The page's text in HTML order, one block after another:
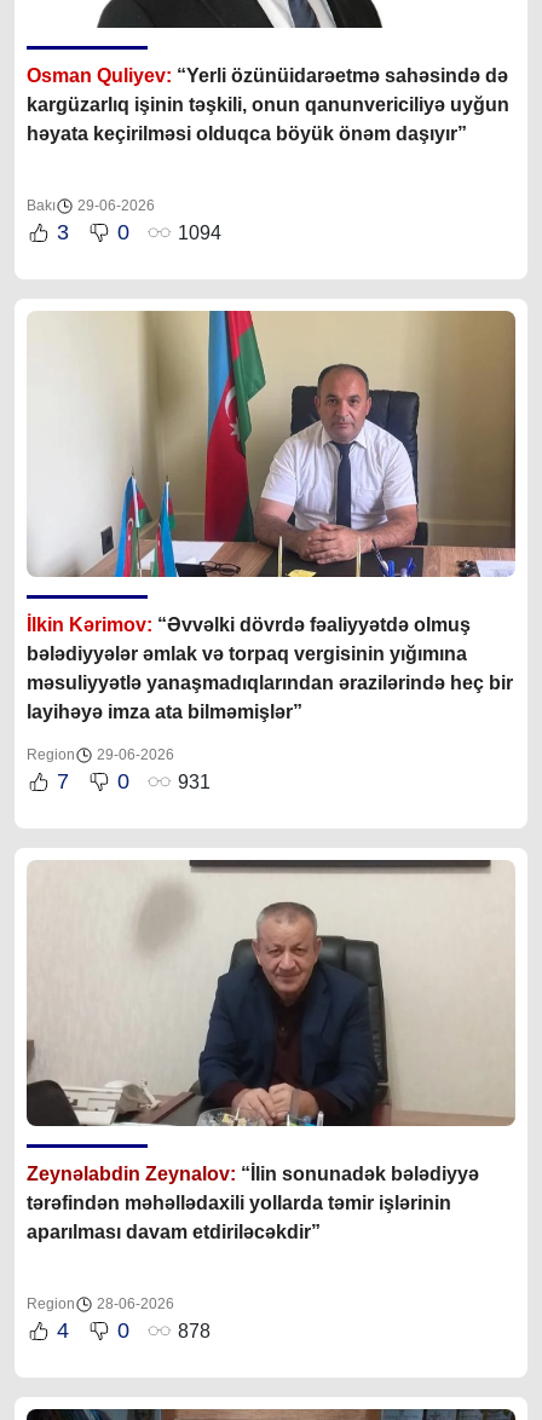
Osman Quliyev: “Yerli özünüidarəetmə sahəsində də
kargüzarlıq işinin təşkili, onun qanunvericiliyə uyğun
həyata keçirilməsi olduqca böyük önəm daşıyır”
Bakı 29-06-2026
3 0 1094
İlkin Kərimov: “Əvvəlki dövrdə fəaliyyətdə olmuş
bələdiyyələr əmlak və torpaq vergisinin yığımına
məsuliyyətlə yanaşmadıqlarından ərazilərində heç bir
layihəyə imza ata bilməmişlər”
Region 29-06-2026
7 0 931
Zeynəlabdin Zeynalov: “İlin sonunadək bələdiyyə
tərəfindən məhəllədaxili yollarda təmir işlərinin
aparılması davam etdiriləcəkdir”
Region 28-06-2026
4 0 878